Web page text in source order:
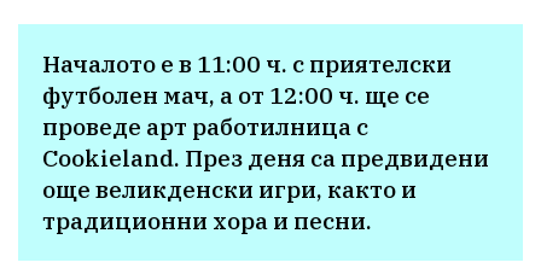
Началото е в 11:00 ч. с приятелски
футболен мач, а от 12:00 ч. ще се
проведе арт работилница с
Cookieland. През деня са предвидени
още великденски игри, както и